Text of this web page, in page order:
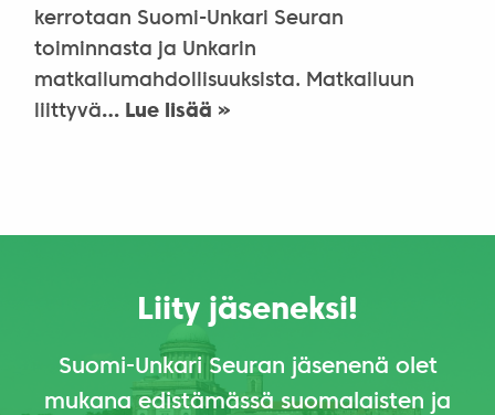
kerrotaan Suomi-Unkari Seuran
toiminnasta ja Unkarin
matkailumahdollisuuksista. Matkailuun
liittyvä… Lue lisää »
Liity jäseneksi!
Suomi-Unkari Seuran jäsenenä olet
mukana edistämässä suomalaisten ja